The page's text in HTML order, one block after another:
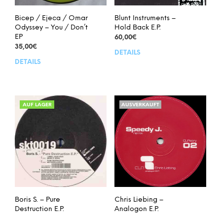
Bicep / Ejeca / Omar
Odyssey – You / Don’t
EP
35,00€
DETAILS
Blunt Instruments –
Hold Back E.P.
60,00€
DETAILS
AUF LAGER
Boris S. – Pure
Destruction E.P.
AUSVERKAUFT
Chris Liebing –
Analogon E.P.